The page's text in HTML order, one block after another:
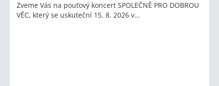
Zveme Vás na pouťový koncert SPOLEČNĚ PRO DOBROU
VĚC, který se uskuteční 15. 8. 2026 v…